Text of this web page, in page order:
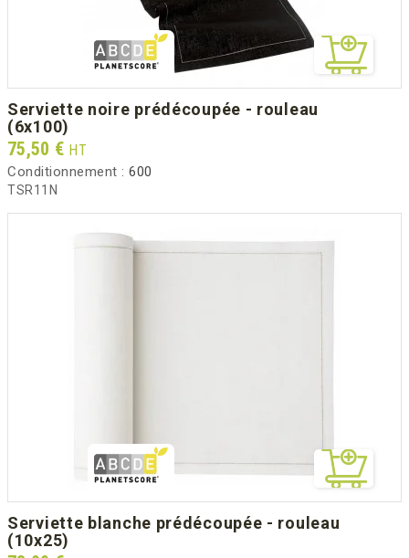
serviette noire prédécoupée - rouleau
(6x100)
Prix
75,50 € HT
Conditionnement : 600
TSR11N
serviette blanche prédécoupée - rouleau
(10x25)